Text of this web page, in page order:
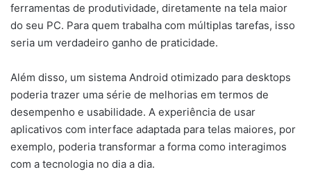
ferramentas de produtividade, diretamente na tela maior
do seu PC. Para quem trabalha com múltiplas tarefas, isso
seria um verdadeiro ganho de praticidade.
Além disso, um sistema Android otimizado para desktops
poderia trazer uma série de melhorias em termos de
desempenho e usabilidade. A experiência de usar
aplicativos com interface adaptada para telas maiores, por
exemplo, poderia transformar a forma como interagimos
com a tecnologia no dia a dia.